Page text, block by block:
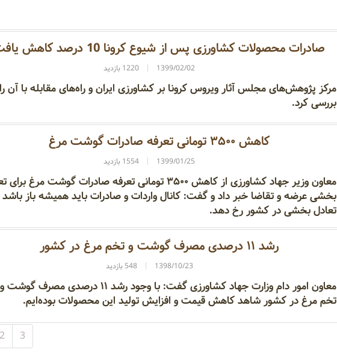
صادرات محصولات کشاورزی پس از شیوع کرونا 10 درصد کاهش یافت
1399/02/02 1220 بازدید
مرکز پژوهش‌های مجلس آثار ویروس کرونا بر کشاورزی ایران و راه‌های مقابله با آن را
بررسی کرد.
کاهش ۳۵۰۰ تومانی تعرفه صادرات گوشت مرغ
1399/01/25 1554 بازدید
معاون وزیر جهاد کشاورزی از کاهش ۳۵۰۰ تومانی تعرفه صادرات گوشت مرغ
بخشی عرضه و تقاضا خبر داد و گفت: کانال واردات و صادرات باید همیشه باز باشد
تعادل بخشی در کشور رخ دهد.
رشد ۱۱ درصدی مصرف گوشت و تخم مرغ در کشور
1398/10/23 548 بازدید
معاون امور دام وزارت جهاد کشاورزی گفت: با وجود رشد ۱۱ درصدی مصرف گوشت و
تخم مرغ در کشور شاهد کاهش قیمت و افزایش تولید این محصولات بوده‌ایم.
2 3